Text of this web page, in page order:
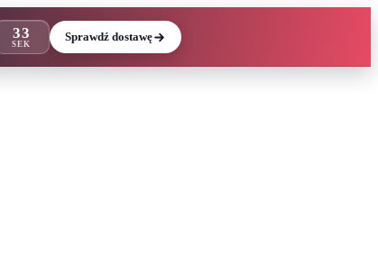
32
SEK
Sprawdź dostawę